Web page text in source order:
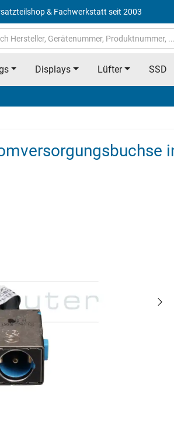
& Fachwerkstatt seit 2003
Displays Lüfter SSD